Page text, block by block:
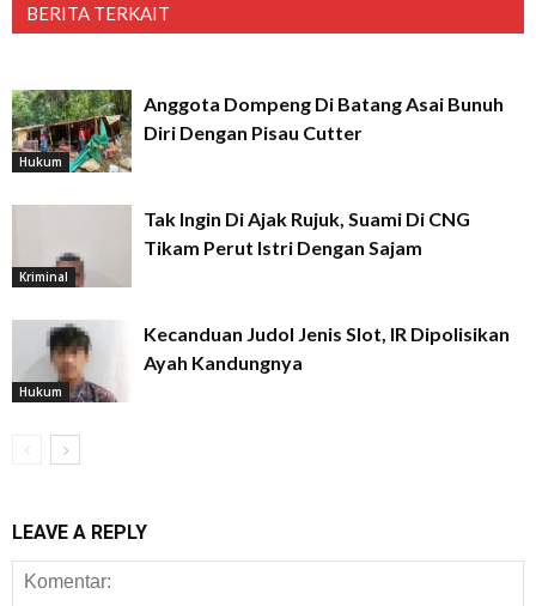
BERITA TERKAIT
Hukum
Anggota Dompeng Di Batang Asai Bunuh
Diri Dengan Pisau Cutter
Kriminal
Tak Ingin Di Ajak Rujuk, Suami Di CNG
Tikam Perut Istri Dengan Sajam
Hukum
Kecanduan Judol Jenis Slot, IR Dipolisikan
Ayah Kandungnya
LEAVE A REPLY